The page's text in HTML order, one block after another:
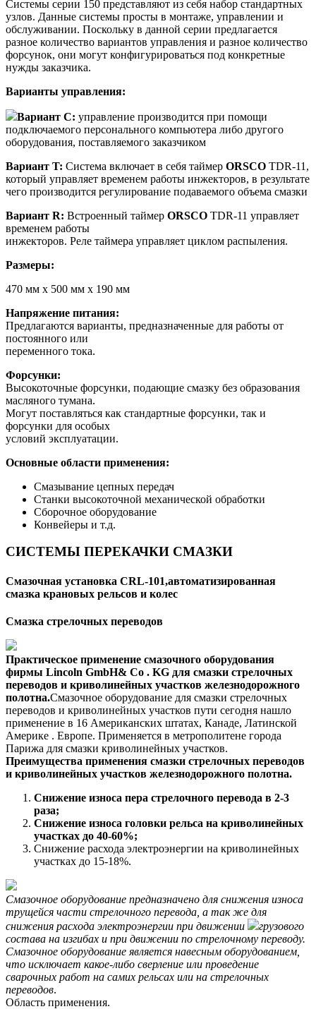
Системы серии 150 представляют из себя набор стандартных
узлов. Данные системы просты в монтаже, управлении и
обслуживании. Поскольку в данной серии предлагается
разное количество вариантов управления и разное количество
форсунок, они могут конфигурироваться под конкретные
нужды заказчика.
Варианты управления:
Вариант C: управление производится при помощи
подключаемого персонального компьютера либо другого
оборудования, поставляемого заказчиком
Вариант T: Система включает в себя таймер ORSCO TDR-11,
который управляет временем работы инжекторов, в результате
чего производится регулирование подаваемого объема смазки
Вариант R: Встроенный таймер ORSCO TDR-11 управляет
временем работы
инжекторов. Реле таймера управляет циклом распыления.
Размеры:
470 мм х 500 мм х 190 мм
Напряжение питания:
Предлагаются варианты, предназначенные для работы от
постоянного или
переменного тока.
Форсунки:
Высокоточные форсунки, подающие смазку без образования
масляного тумана.
Могут поставляться как стандартные форсунки, так и
форсунки для особых
условий эксплуатации.
Основные области применения:
Смазывание цепных передач
Станки высокоточной механической обработки
Сборочное оборудование
Конвейеры и т.д.
СИСТЕМЫ ПЕРЕКАЧКИ СМАЗКИ
Смазочная установка CRL-101,автоматизированная
смазка крановых рельсов и колес
Смазка стрелочных переводов
Практическое применение смазочного оборудования
фирмы Lincoln GmbH& Co . KG для смазки стрелочных
переводов и криволинейных участков железнодорожного
полотна.Смазочное оборудование для смазки стрелочных
переводов и криволинейных участков пути сегодня нашло
применение в 16 Американских штатах, Канаде, Латинской
Америке . Европе. Применяется в метрополитене города
Парижа для смазки криволинейных участков.
Преимущества применения смазки стрелочных переводов
и криволинейных участков железнодорожного полотна.
Снижение износа пера стрелочного перевода в 2-3
раза;
Снижение износа головки рельса на криволинейных
участках до 40-60%;
Снижение расхода электроэнергии на криволинейных
участках до 15-18%.
Смазочное оборудование предназначено для снижения износа
трущейся части стрелочного перевода, а так же для
снижения расхода электроэнергии при движении
грузового
состава на изгибах и при движении по стрелочному переводу.
Смазочное оборудование является навесным оборудованием,
что исключает какое-либо сверление или проведение
сварочных работ на самих рельсах или на стрелочных
переводов.
Область применения.